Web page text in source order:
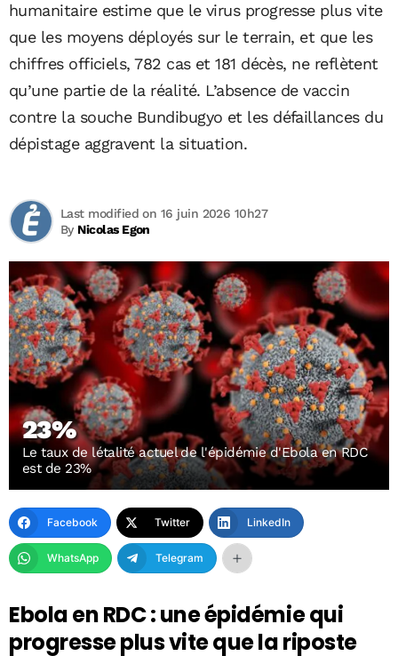
humanitaire estime que le virus progresse plus vite
que les moyens déployés sur le terrain, et que les
chiffres officiels, 782 cas et 181 décès, ne reflètent
qu’une partie de la réalité. L’absence de vaccin
contre la souche Bundibugyo et les défaillances du
dépistage aggravent la situation.
By Nicolas Egon
Last modified on 16 juin 2026 10h27
23%
Le taux de létalité actuel de l'épidémie d'Ebola en RDC
est de 23%
Facebook Twitter LinkedIn
WhatsApp Telegram
Ebola en RDC : une épidémie qui
progresse plus vite que la riposte